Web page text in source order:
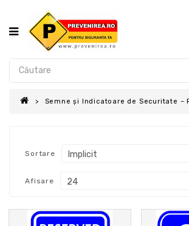
Semne și Indicatoare de Securitate
Sortare
Afisare